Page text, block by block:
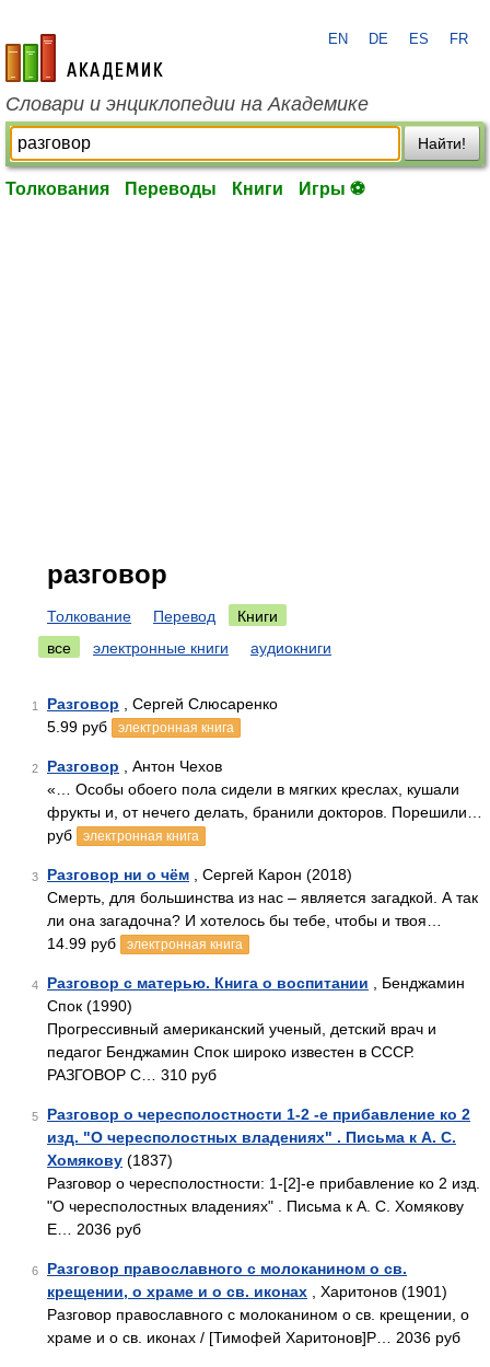
academic.ru
EN DE ES FR
Словари и энциклопедии на Академике
Найти!
Толкования Переводы Книги Игры ⚽
разговор
Толкование Перевод
Книги
все
электронные книги аудиокниги
1 Разговор , Сергей Слюсаренко
5.99 руб
электронная книга
2 Разговор , Антон Чехов
«… Особы обоего пола сидели в мягких креслах, кушали
фрукты и, от нечего делать, бранили докторов. Порешили…
руб
электронная книга
3 Разговор ни о чём , Сергей Карон (2018)
Смерть, для большинства из нас – является загадкой. А так
ли она загадочна? И хотелось бы тебе, чтобы и твоя…
14.99 руб
электронная книга
4 Разговор с матерью. Книга о воспитании , Бенджамин
Спок (1990)
Прогрессивный американский ученый, детский врач и
педагог Бенджамин Спок широко известен в СССР.
РАЗГОВОР С… 310 руб
5
Разговор о чересполостности 1-2 -е прибавление ко 2
изд. "О чересполостных владениях" . Письма к А. С.
Хомякову (1837)
Разговор о чересполостности: 1-[2]-е прибавление ко 2 изд.
"О чересполостных владениях" . Письма к А. С. Хомякову
E… 2036 руб
6
Разговор православного с молоканином о св.
крещении, о храме и о св. иконах , Харитонов (1901)
Разговор православного с молоканином о св. крещении, о
храме и о св. иконах / [Тимофей Харитонов]P… 2036 руб